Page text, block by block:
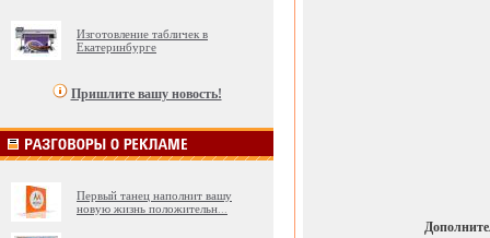
Изготовление табличек в
Екатеринбурге
Пришлите вашу новость!
Первый танец наполнит вашу
новую жизнь положительн